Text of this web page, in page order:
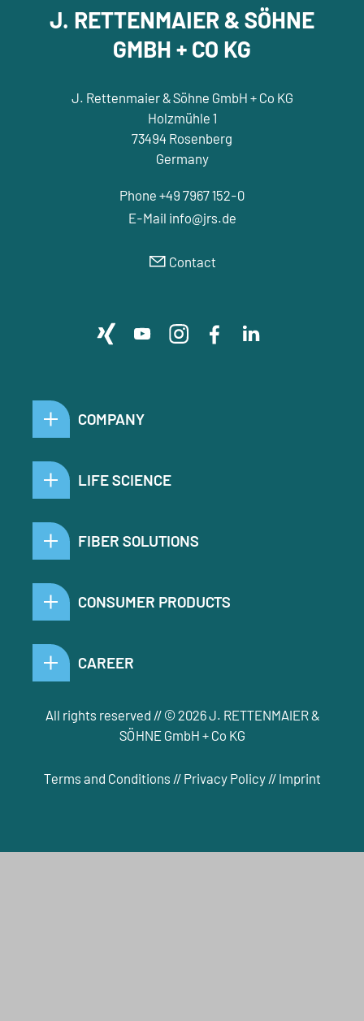
J. RETTENMAIER & SÖHNE
GMBH + CO KG
J. Rettenmaier & Söhne GmbH + Co KG
Holzmühle 1
73494 Rosenberg
Germany
Phone +49 7967 152-0
E-Mail nf jrs d
Contact
COMPANY
LIFE SCIENCE
FIBER SOLUTIONS
CONSUMER PRODUCTS
CAREER
All rights reserved // © 2026 J. RETTENMAIER &
SÖHNE GmbH + Co KG
Terms and Conditions // Privacy Policy// Imprint